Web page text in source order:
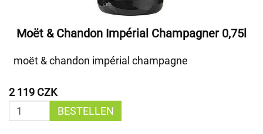
Moët & Chandon Impérial Champagner 0,75l
moët & chandon impérial champagne
2 119 CZK
BESTELLEN